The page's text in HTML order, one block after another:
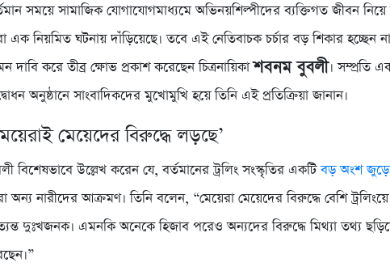
সময়ে সামাজিক যোগাযোগমাধ্যমে অভিনয়শিল্পীদের ব্যক্তিগত জীবন নিয়ে
এক নিয়মিত ঘটনায় দাঁড়িয়েছে। তবে এই নেতিবাচক চর্চার বড় শিকার হচ্ছেন
দাবি করে তীব্র ক্ষোভ প্রকাশ করেছেন চিত্রনায়িকাশবনম বুবলী। সম্প্রতি
অনুষ্ঠানে সাংবাদিকদের মুখোমুখি হয়ে তিনি এই প্রতিক্রিয়া জানান।
মেয়েদের বিরুদ্ধে লড়ছে’
বিশেষভাবে উল্লেখ করেন যে, বর্তমানের ট্রলিং সংস্কৃতির একটিবড় অংশ জুড়ে
অন্য নারীদের আক্রমণ। তিনি বলেন, “মেয়েরা মেয়েদের বিরুদ্ধে বেশি
দুঃখজনক। এমনকি অনেকে হিজাব পরেও অন্যদের বিরুদ্ধে মিথ্যা তথ্য